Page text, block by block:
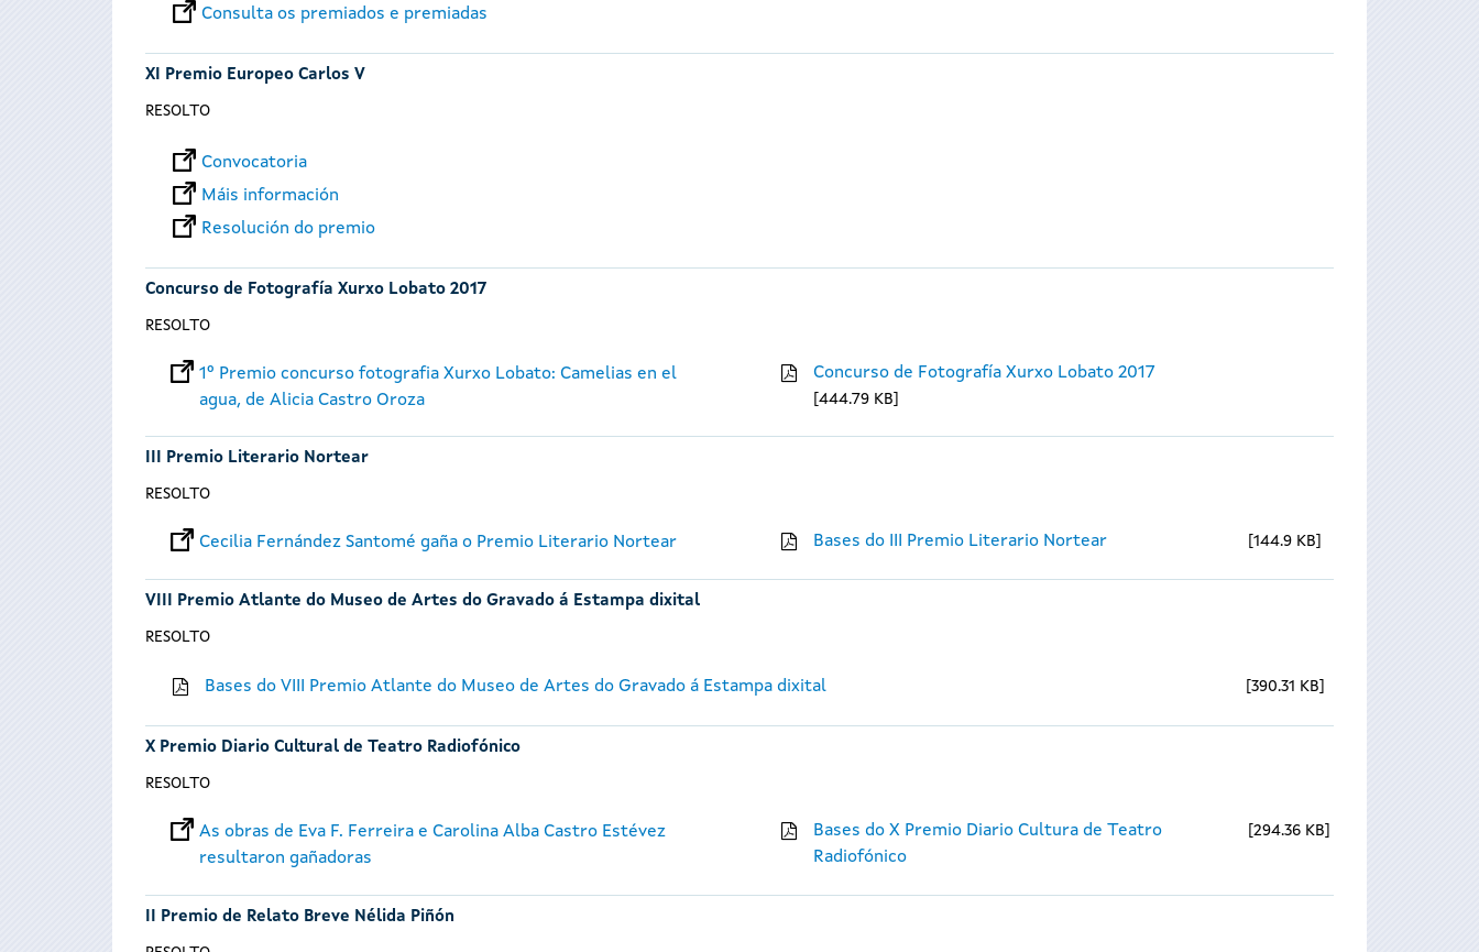
Consulta os premiados e premiadas
XI Premio Europeo Carlos V
RESOLTO
Convocatoria
Máis información
Resolución do premio
Concurso de Fotografía Xurxo Lobato 2017
RESOLTO
1º Premio concurso fotografia Xurxo Lobato: Camelias en el
agua, de Alicia Castro Oroza
Concurso de Fotografía Xurxo Lobato 2017
444.79 KB
III Premio Literario Nortear
RESOLTO
Cecilia Fernández Santomé gaña o Premio Literario Nortear Bases do III Premio Literario Nortear 144.9 KB
VIII Premio Atlante do Museo de Artes do Gravado á Estampa dixital
RESOLTO
Bases do VIII Premio Atlante do Museo de Artes do Gravado á Estampa dixital 390.31 KB
X Premio Diario Cultural de Teatro Radiofónico
RESOLTO
As obras de Eva F. Ferreira e Carolina Alba Castro Estévez
resultaron gañadoras
Bases do X Premio Diario Cultura de Teatro
Radiofónico
294.36 KB
II Premio de Relato Breve Nélida Piñón